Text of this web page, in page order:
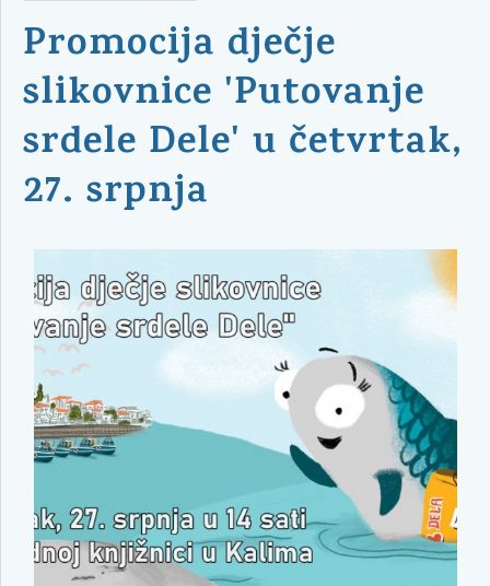
Promocija dječje
slikovnice 'Putovanje
srdele Dele' u četvrtak,
27. srpnja